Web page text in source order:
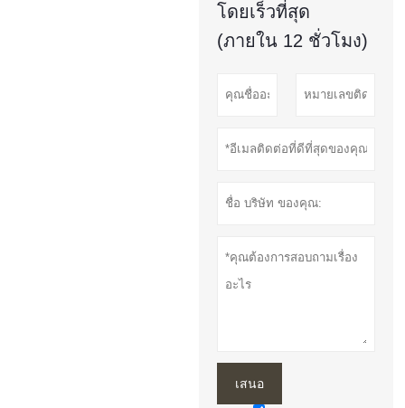
โดยเร็วที่สุด
(ภายใน 12 ชั่วโมง)
เสนอ